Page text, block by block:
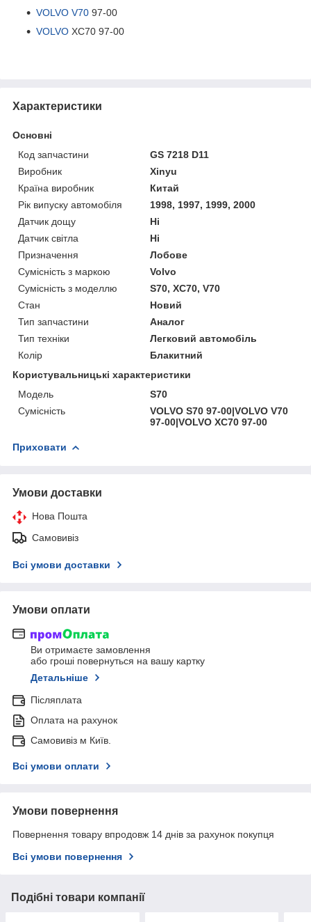
VOLVO V70 97-00
VOLVO XC70 97-00
Характеристики
Основні
Код запчастини
GS 7218 D11
Виробник
Xinyu
Країна виробник
Китай
Рік випуску автомобіля
1998, 1997, 1999, 2000
Датчик дощу
Ні
Датчик світла
Ні
Призначення
Лобове
Сумісність з маркою
Volvo
Сумісність з моделлю
S70, XC70, V70
Стан
Новий
Тип запчастини
Аналог
Тип техніки
Легковий автомобіль
Колір
Блакитний
Користувальницькі характеристики
Мoдель
S70
Сумісність
VOLVO S70 97-00|VOLVO V70
97-00|VOLVO XC70 97-00
Приховати
Умови доставки
Нова Пошта
Самовивіз
Всі умови доставки
Умови оплати
Ви отримаєте замовлення
або гроші повернуться на вашу картку
Детальніше
Післяплата
Оплата на рахунок
Самовивіз м Київ.
Всі умови оплати
Умови повернення
Повернення товару впродовж 14 днів за рахунок покупця
Всі умови повернення
Подібні товари компанії